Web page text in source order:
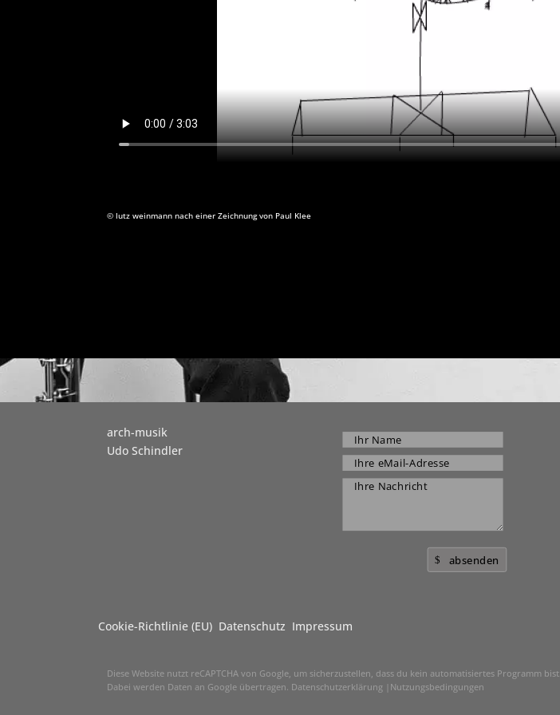
©lutz weinmann nach einer Zeichnung von Paul Klee
arch-musik
Udo Schindler
absenden
Cookie-Richtlinie (EU) Datenschutz Impressum
Diese Website nutzt reCAPTCHA von Google, um sicherzustellen, dass du kein automatisiertes Programm bist.
Dabei werden Daten an Google übertragen. Datenschutzerklärung Nutzungsbedingungen